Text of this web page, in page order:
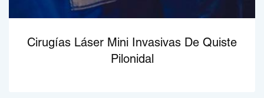
Cirugías Láser Mini Invasivas De Quiste
Pilonidal